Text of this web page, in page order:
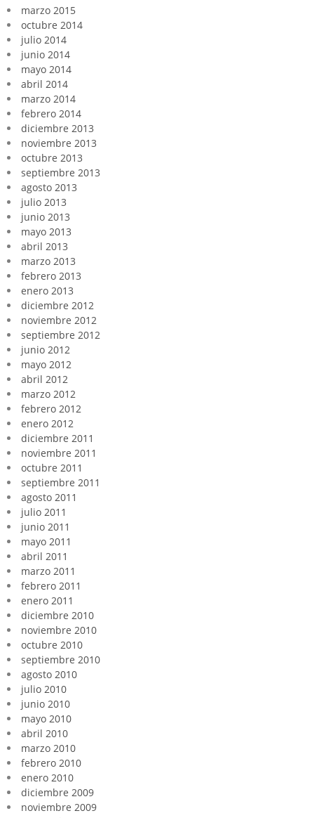
marzo 2015
octubre 2014
julio 2014
junio 2014
mayo 2014
abril 2014
marzo 2014
febrero 2014
diciembre 2013
noviembre 2013
octubre 2013
septiembre 2013
agosto 2013
julio 2013
junio 2013
mayo 2013
abril 2013
marzo 2013
febrero 2013
enero 2013
diciembre 2012
noviembre 2012
septiembre 2012
junio 2012
mayo 2012
abril 2012
marzo 2012
febrero 2012
enero 2012
diciembre 2011
noviembre 2011
octubre 2011
septiembre 2011
agosto 2011
julio 2011
junio 2011
mayo 2011
abril 2011
marzo 2011
febrero 2011
enero 2011
diciembre 2010
noviembre 2010
octubre 2010
septiembre 2010
agosto 2010
julio 2010
junio 2010
mayo 2010
abril 2010
marzo 2010
febrero 2010
enero 2010
diciembre 2009
noviembre 2009